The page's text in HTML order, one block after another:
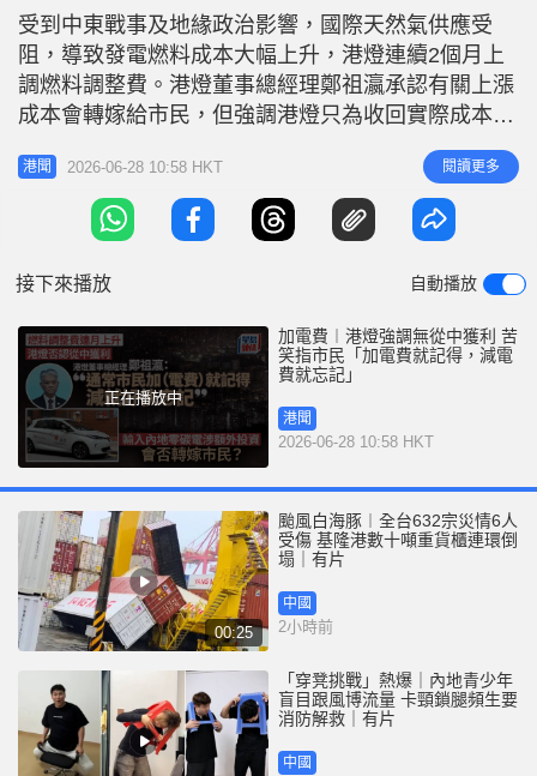
n
n
c
t
r
e
受到中東戰事及地緣政治影響，國際天然氣供應受
阻，導致發電燃料成本大幅上升，港燈連續2個月上
調燃料調整費。港燈董事總經理鄭祖瀛承認有關上漲
成本會轉嫁給市民，但強調港燈只為收回實際成本，
並無從中獲利，已盡力控制燃料價格。他指本港電費
僅佔市民生活支出約2%，呼籲大眾勿「民粹化」認
為「總之你賺錢就唔啱」。 鄭祖瀛今早（28日）在
電台節目解釋，港燈極度依賴液化天然氣，兩大主要
港聞 2026-06-28 10:58 HKT 閱讀更多
接下來播放 自動播放
正在播放中
加電費︱港燈強調無從中獲利 苦
笑指市民「加電費就記得，減電
費就忘記」
港聞
2026-06-28 10:58 HKT
00:25
颱風白海豚︱全台632宗災情6人
受傷 基隆港數十噸重貨櫃連環倒
塌｜有片
中國
2小時前
「穿凳挑戰」熱爆｜內地青少年
盲目跟風博流量 卡頸鎖腿頻生要
消防解救｜有片
中國